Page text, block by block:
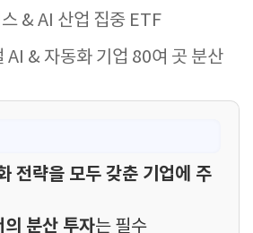
& AI 산업 집중 ETF
AI & 자동화 기업 80여 곳 분산
전략을 모두 갖춘 기업에 주
분산 투자는 필수